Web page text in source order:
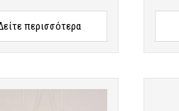
περισσότερα